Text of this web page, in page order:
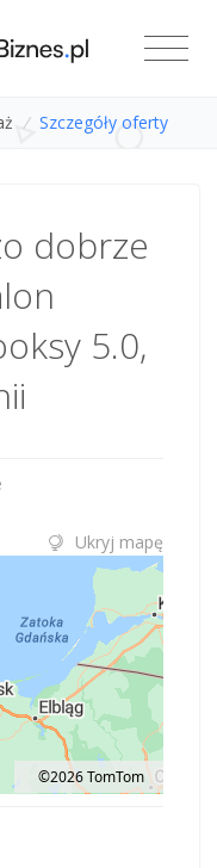
/ Szczegóły oferty
dobrze
5.0,
Ukryj mapę
©2026 TomTom